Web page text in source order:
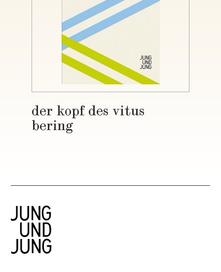
der kopf des vitus
bering